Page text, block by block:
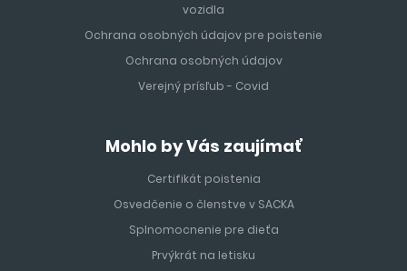
vozidla
Ochrana osobných údajov pre poistenie
Ochrana osobných údajov
Verejný prísľub - Covid
Mohlo by Vás zaujímať
Certifikát poistenia
Osvedčenie o členstve v SACKA
Splnomocnenie pre dieťa
Prvýkrát na letisku